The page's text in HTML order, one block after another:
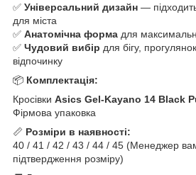
✅ Універсальний дизайн —
для міста
✅ Анатомічна форма для
✅ Чудовий вибір для бігу,
відпочинку
📦 Комплектація:
Кросівки Asics Gel-Kayano 14 Black
Фірмова упаковка
📏 Розміри в наявності:
40 / 41 / 42 / 43 / 44 / 45 (Менеджер
підтвердження розміру)